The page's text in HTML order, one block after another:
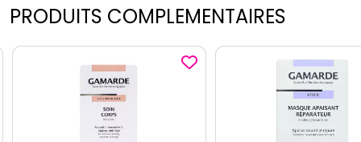
PRODUITS COMPLEMENTAIRES